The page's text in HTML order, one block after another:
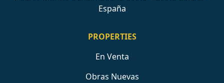
España
PROPERTIES
En Venta
Obras Nuevas